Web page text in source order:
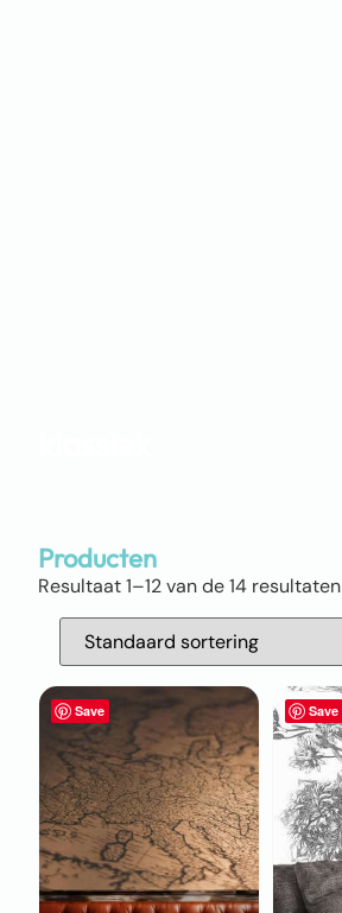
Producten
Resultaat 1–12 van de 14
Save Save